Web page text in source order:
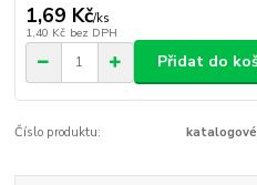
1,69 Kč/ks
1,40 Kč bez DPH
Přidat do
Číslo produktu: